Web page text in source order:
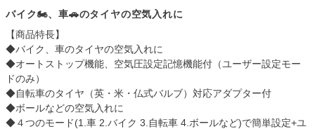
バイク🏍、車🚗のタイヤの空気入れに
【商品特長】
◆バイク、車のタイヤの空気入れに
◆オートストップ機能、空気圧設定記憶機能付（ユーザー設定モー
ドのみ）
◆自転車のタイヤ（英・米・仏式バルブ）対応アダプター付
◆ボールなどの空気入れに
◆４つのモード(1.車 2.バイク 3.自転車 4.ボールなど)で簡単設定+ユ